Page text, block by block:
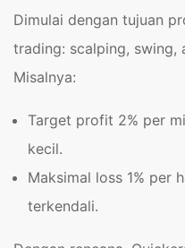
Dimulai dengan tujuan
trading: scalping, swing,
Misalnya:
Target profit 2% per
kecil.
Maksimal loss 1% per
terkendali.